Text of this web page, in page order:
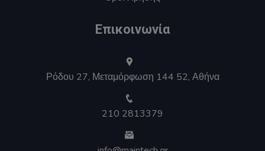
Επικοινωνία
Ρόδου 27, Μεταμόρφωση 144 52, Αθήνα
210 2813379